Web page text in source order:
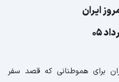
ایران
برای هموطنانی که قصد سفر